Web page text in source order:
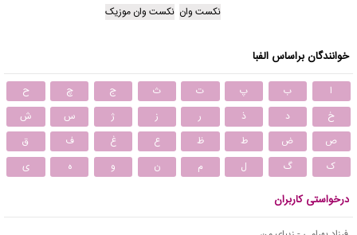
نکست وان نکست وان موزیک
خوانندگان براساس الفبا
ا ب پ ت ث ج چ
ح
خ
د ذ ر ز ژ س
ش
ص
ض ط ظ ع غ ف
ق
ک
گ ل م ن و ه ی
درخواستی کاربران